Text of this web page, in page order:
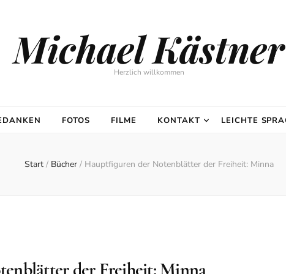
Michael Kästner
Herzlich willkommen
FOTOS FILME KONTAKT LEICHTE
Start / Bücher / Hauptfiguren der Notenblätter der Freiheit: Minna